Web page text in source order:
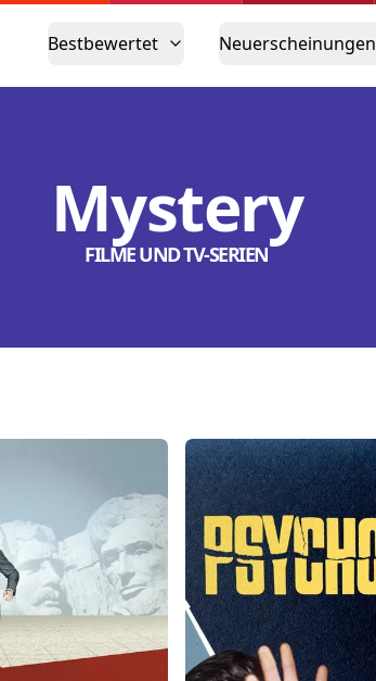
Bestbewertet Neuerscheinungen
Mystery
FILME UND TV-SERIEN